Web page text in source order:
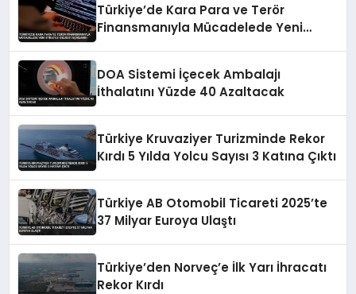
Türkiye’de Kara Para ve Terör
Finansmanıyla Mücadelede Yeni
DOA Sistemi İçecek Ambalajı
İthalatını Yüzde 40 Azaltacak
Türkiye Kruvaziyer Turizminde Rekor
Kırdı 5 Yılda Yolcu Sayısı 3 Katına Çıktı
Türkiye AB Otomobil Ticareti 2025’te
37 Milyar Euroya Ulaştı
Türkiye’den Norveç’e İlk Yarı İhracatı
Rekor Kırdı